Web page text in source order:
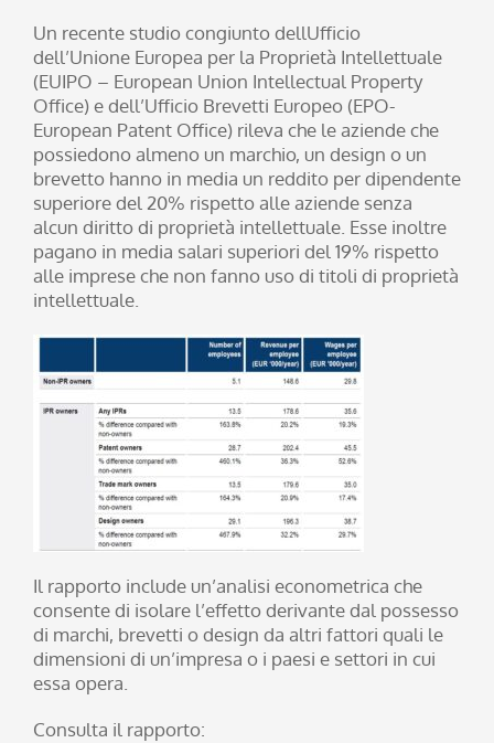
Un recente studio congiunto dellUfficio
dell’Unione Europea per la Proprietà Intellettuale
(EUIPO – European Union Intellectual Property
Office) e dell’Ufficio Brevetti Europeo (EPO-
European Patent Office) rileva che le aziende che
possiedono almeno un marchio, un design o un
brevetto hanno in media un reddito per dipendente
superiore del 20% rispetto alle aziende senza
alcun diritto di proprietà intellettuale. Esse inoltre
pagano in media salari superiori del 19% rispetto
alle imprese che non fanno uso di titoli di proprietà
intellettuale.
Il rapporto include un’analisi econometrica che
consente di isolare l’effetto derivante dal possesso
di marchi, brevetti o design da altri fattori quali le
dimensioni di un’impresa o i paesi e settori in cui
essa opera.
Consulta il rapporto: